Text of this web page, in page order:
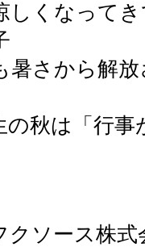
くなってき
さから解放
秋は「行事
ース株式